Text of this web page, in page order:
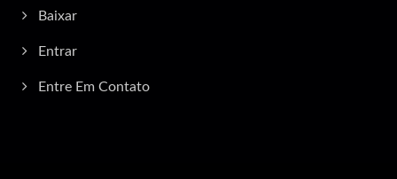
Baixar
Entrar
Entre Em Contato